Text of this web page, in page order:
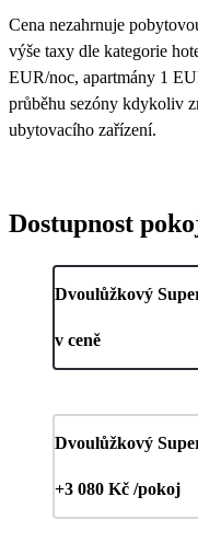
Cena nezahrnuje
výše taxy dle kategorie
EUR/noc, apartmány 1
průběhu sezóny kdykoliv
ubytovacího zařízení.
Dostupnost
Dvoulůžkový
v ceně
Dvoulůžkový
+3 080 Kč /pokoj